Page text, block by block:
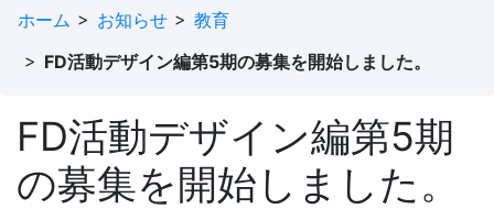
ホーム
お知らせ
教育
FD活動デザイン編第5期の募集を開始しました。
FD活動デザイン編第5期
の募集を開始しました。